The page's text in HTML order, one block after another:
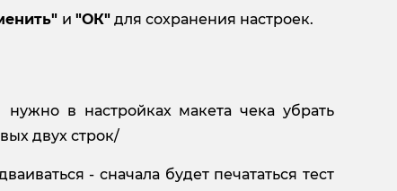
и "ОК" для сохранения настроек.
в настройках макета чека убрать
двух строк/
- сначала будет печататься тест